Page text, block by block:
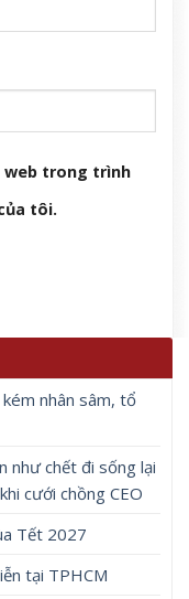
web trong trình
tôi.
nhân sâm, tổ
như chết đi sống lại
cưới chồng CEO
Tết 2027
tại TPHCM